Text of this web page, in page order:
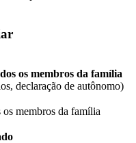
os membros da família
declaração de autônomo)
os membros da família